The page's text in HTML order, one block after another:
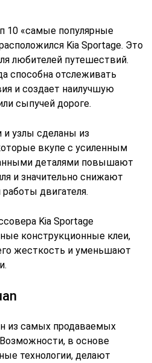
10 «самые популярные
Kia Sportage. Это
любителей путешествий.
способна отслеживать
и создает наилучшую
сыпучей дороге.
и узлы сделаны из
вкупе с усиленным
деталями повышают
и значительно снижают
двигателя.
Kia Sportage
конструкционные клеи,
жесткость и уменьшают
из самых продаваемых
в основе
технологии, делают